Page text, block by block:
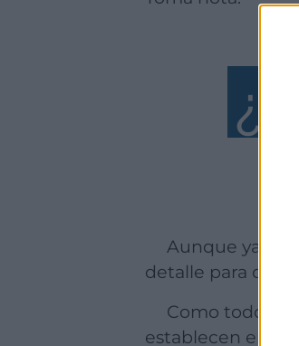
¿Q
Aunque ya
detalle para que
Como todo contrato, un contrato de compraventa consta de una serie de acuerdos que, en este caso, se
establecen entre